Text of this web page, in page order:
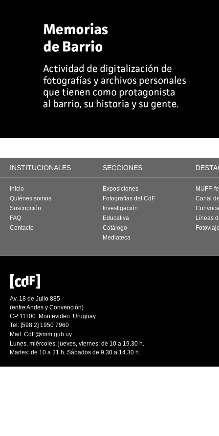
INSTITUCIONALES SECCIONES
Inicio
Quiénes somos
Suscripción
FAQ
Contacto
Exposiciones
Fotografías del CdF
Investigación
Educativa
Catálogo
Mediateca
MUFF,
Canal
Líneas
Av. 18 de Julio 885
(entre Andes y Convención)
CP 11100. Montevideo. Uruguay
Tel: [598 2] 1950 7960
Mail: CdF@imm.gub.uy
Lunes, miércoles, jueves, viernes: de 10 a 19.30 h.
Martes: de 10 a 21 h. Sábados de 9.30 a 14.30 h.